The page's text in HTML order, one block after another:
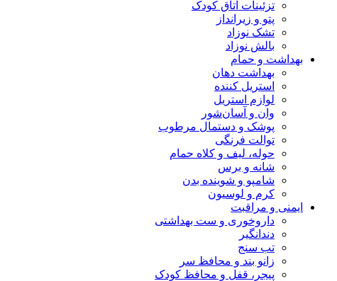
تزئینات اتاق کودک
پتو و زیرانداز
تشک نوزاد
بالش نوزاد
بهداشت و حمام
بهداشت دهان
استریل کننده
لوازم استریل
وان و آسان‌شور
پوشک و دستمال مرطوب
توالت فرنگی
حوله، لیف و کلاه حمام
شانه و برس
شامپو و شوینده بدن
کرم و لوسیون
ایمنی و مراقبت
داروخوری و ست بهداشتی
دندانگیر
تب‌ سنج
زانو بند و محافظ سر
پیجر، قفل و محافظ کودک